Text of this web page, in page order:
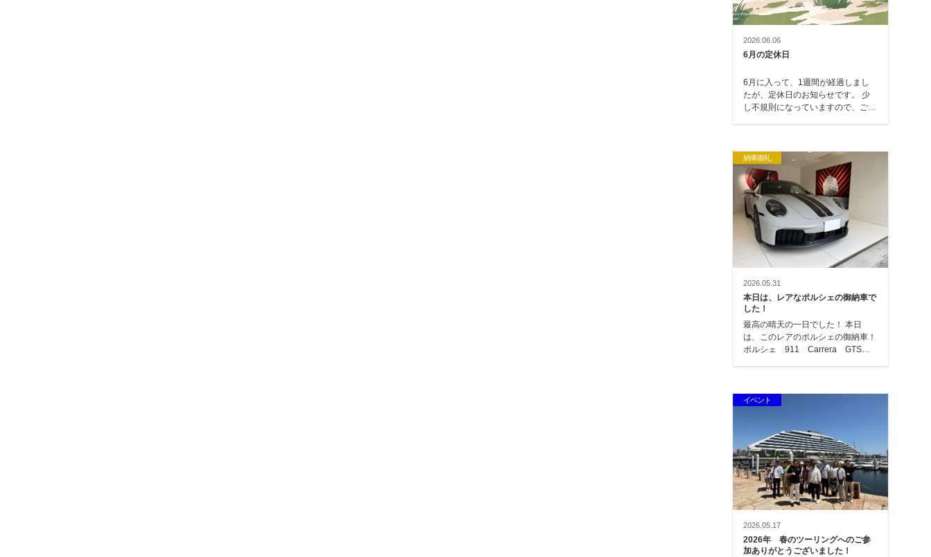
2026.06.06
6月の定休日
6月に入って、1週間が経過しまし
たが、定休日のお知らせです。 少
し不規則になっていますので、ご注
納車御礼
2026.05.31
本日は、レアなポルシェの御納車で
した！
最高の晴天の一日でした！ 本日
は、このレアのポルシェの御納車！
ポルシェ 911 Carrera GTSで
イベント
2026.05.17
2026年 春のツーリングへのご参
加ありがとうございました！